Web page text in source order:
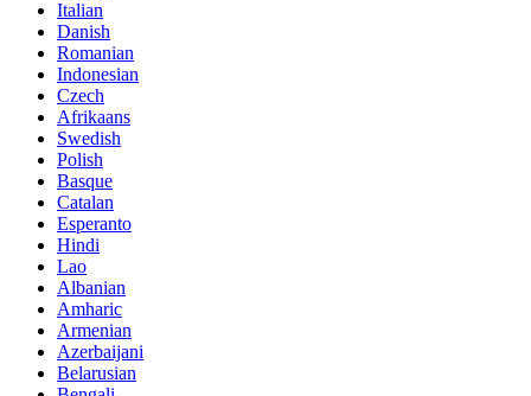
Italian
Danish
Romanian
Indonesian
Czech
Afrikaans
Swedish
Polish
Basque
Catalan
Esperanto
Hindi
Lao
Albanian
Amharic
Armenian
Azerbaijani
Belarusian